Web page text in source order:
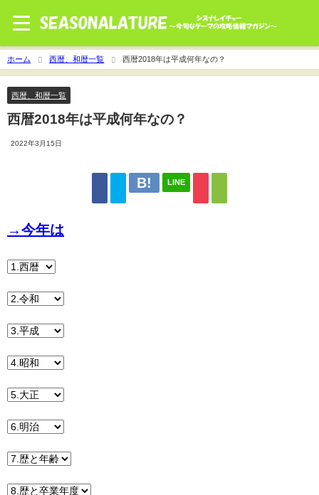
ホーム 西暦、和暦一覧 西暦2018年は平成何年なの？
西暦、和暦一覧
西暦2018年は平成何年なの？
2022年3月15日
LINE
→今年は